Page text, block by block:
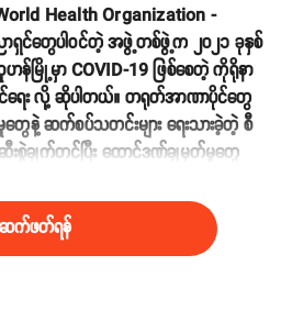
Health Organization -
ရှင်တွေပါဝင်တဲ့ အဖွဲ့တစ်ဖွဲ့က ၂၀၂၁ ခုနှစ်
မြို့မှာ COVID-19 ဖြစ်စေတဲ့ ကိုရိုနာ
ေးလို့ ဆိုပါတယ်။ တရုတ်အာဏာပိုင်တွေ
ေနဲ့ ဆက်စပ်သတင်းများ ရေးသားခဲ့တဲ့ စီ
စွဲချက်တင်ပြီး ထောင်ဒဏ်ချမှတ်မှုတွေ
ဆက်ဖတ်ရန်